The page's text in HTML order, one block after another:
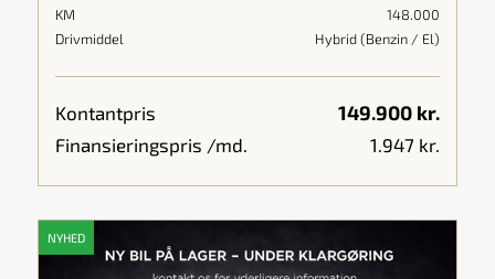
149.900 kr.
Kontantpris
1.947 kr.
Finansieringspris /md.
148.000
KM
Hybrid (Benzin / El)
Drivmiddel
NYHED